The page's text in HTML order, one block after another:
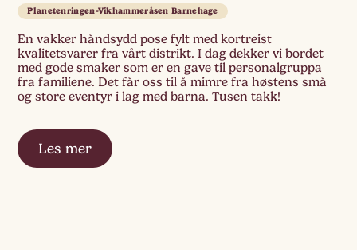
Planetenringen-Vikhammeråsen Barnehage
En vakker håndsydd pose fylt med kortreist
kvalitetsvarer fra vårt distrikt. I dag dekker vi bordet
med gode smaker som er en gave til personalgruppa
fra familiene. Det får oss til å mimre fra høstens små
og store eventyr i lag med barna. Tusen takk!
Les mer